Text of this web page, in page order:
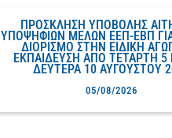
ΠΡΟΣΚΛΗΣΗ ΥΠΟΒΟΛΗΣ
ΥΠΟΨΗΦΙΩΝ ΜΕΛΩΝ ΕΕΠ-ΕΒΠ
ΔΙΟΡΙΣΜΟ ΣΤΗΝ ΕΙΔΙΚΗ
ΕΚΠΑΙΔΕΥΣΗ ΑΠΟ ΤΕΤΑΡΤΗ 5
ΔΕΥΤΕΡΑ 10 ΑΥΓΟΥΣΤΟΥ
05/08/2026